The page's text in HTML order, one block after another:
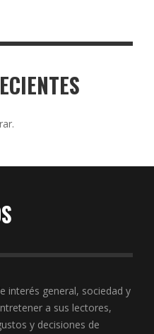
interés general, sociedad y
a sus lectores,
y decisiones de